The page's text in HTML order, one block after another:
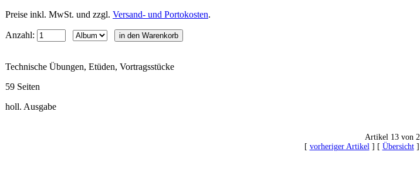
Preise inkl. MwSt. und zzgl. Versand- und Portokosten.
Anzahl:
Artikel 13 von 24